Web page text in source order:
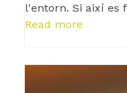
l'entorn. Si així es
Read more